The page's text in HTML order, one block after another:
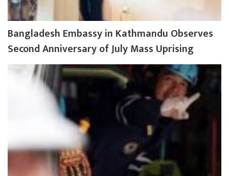
Bangladesh Embassy in Kathmandu Observes
Second Anniversary of July Mass Uprising